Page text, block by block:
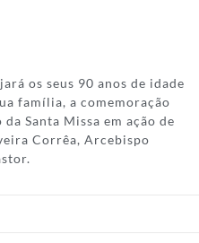
os seus 90 anos de idade
família, a comemoração
Santa Missa em ação de
Corrêa, Arcebispo